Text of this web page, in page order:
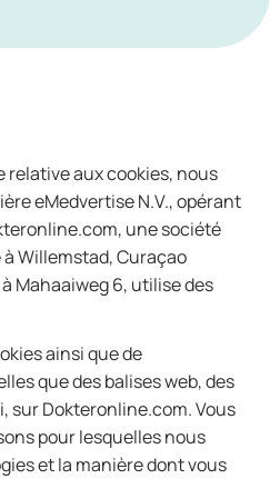
relative aux cookies, nous
eMedvertise N.V., opérant
une société
Willemstad, Curaçao
Mahaaiweg 6, utilise des
ainsi que de
que des balises web, des
sur Dokteronline.com. Vous
pour lesquelles nous
et la manière dont vous